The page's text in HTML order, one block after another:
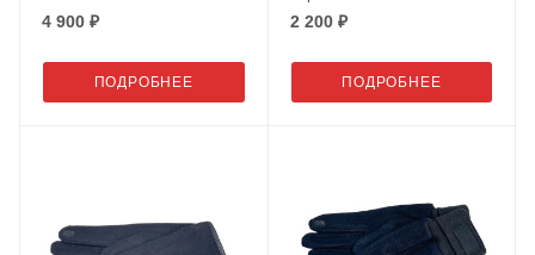
4 900 ₽
ПОДРОБНЕЕ
2 200 ₽
ПОДРОБНЕЕ